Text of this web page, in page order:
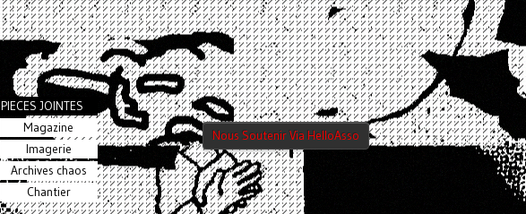
PIECES JOINTES
Magazine
Imagerie
Archives chaos
Chantier
Nous Soutenir Via HelloAsso